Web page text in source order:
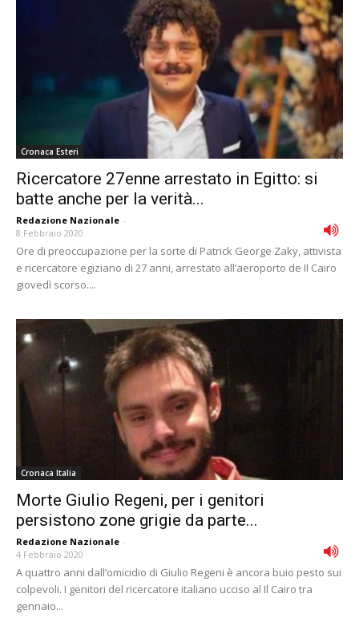
Cronaca Esteri
Ricercatore 27enne arrestato in Egitto: si
batte anche per la verità...
Redazione Nazionale -
8 Febbraio 2020
Ore di preoccupazione per la sorte di Patrick George Zaky, attivista
e ricercatore egiziano di 27 anni, arrestato all’aeroporto de Il Cairo
giovedì scorso....
Cronaca Italia
Morte Giulio Regeni, per i genitori
persistono zone grigie da parte...
Redazione Nazionale -
4 Febbraio 2020
A quattro anni dall’omicidio di Giulio Regeni è ancora buio pesto sui
colpevoli. I genitori del ricercatore italiano ucciso al Il Cairo tra
gennaio...